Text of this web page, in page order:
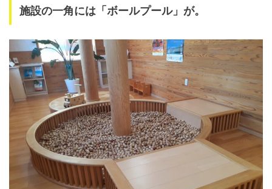
施設の一角には「ボールプール」が。